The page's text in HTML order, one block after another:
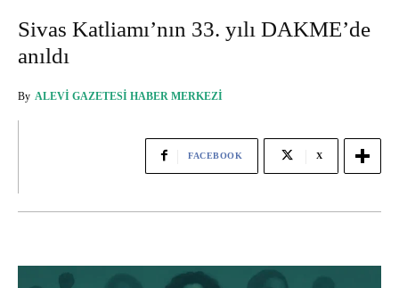
Sivas Katliamı’nın 33. yılı DAKME’de
anıldı
By ALEVI GAZETESI HABER MERKEZI
FACEBOOK X